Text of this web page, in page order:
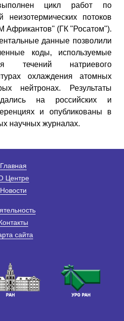
цикл работ по
неизотермических потоков
Африкантов" (ГК "Росатом").
данные позволили
коды, используемые
течений натриевого
охлаждения атомных
нейтронах. Результаты
на российских и
и опубликованы в
научных журналах.
Главная
Центре
Новости
сайта